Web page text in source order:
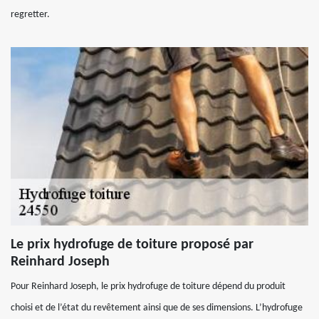
regretter.
Le prix hydrofuge de toiture proposé par
Reinhard Joseph
Pour Reinhard Joseph, le prix hydrofuge de toiture dépend du produit
choisi et de l’état du revêtement ainsi que de ses dimensions. L’hydrofuge